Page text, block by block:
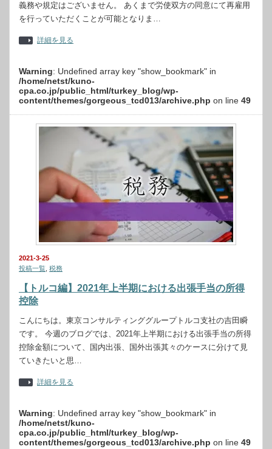
義務や規定はございません。 あくまで労使双方の同意にて再雇用
を行っていただくことが可能となりま…
詳細を見る
Warning: Undefined array key "show_bookmark" in
/home/netst/kuno-
cpa.co.jp/public_html/turkey_blog/wp-
content/themes/gorgeous_tcd013/archive.php on line 49
2021-3-25
投稿一覧 税務
【トルコ編】2021年上半期における出張手当の所得
控除
こんにちは。東京コンサルティンググループトルコ支社の吉田瞬
です。 今週のブログでは、2021年上半期における出張手当の所得
控除金額について、国内出張、国外出張其々のケースに分けて見
ていきたいと思…
詳細を見る
Warning: Undefined array key "show_bookmark" in
/home/netst/kuno-
cpa.co.jp/public_html/turkey_blog/wp-
content/themes/gorgeous_tcd013/archive.php on line 49